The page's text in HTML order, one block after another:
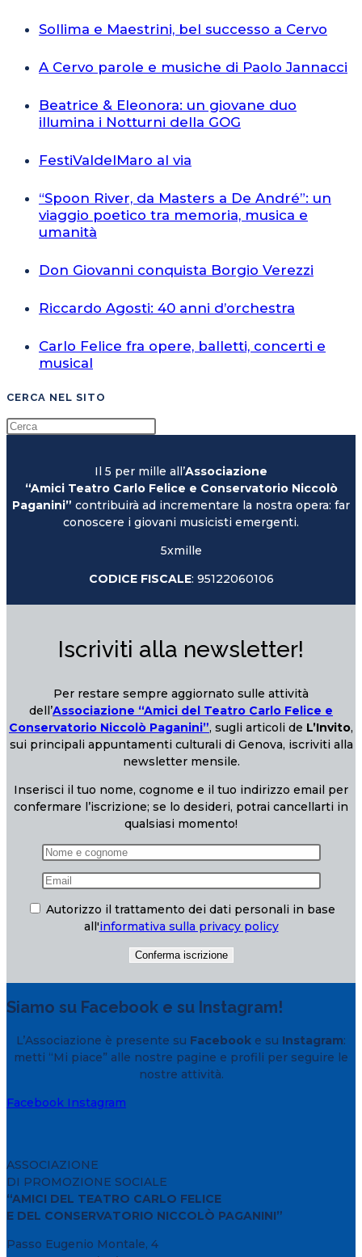
Sollima e Maestrini, bel successo a Cervo
A Cervo parole e musiche di Paolo Jannacci
Beatrice & Eleonora: un giovane duo
illumina i Notturni della GOG
FestiValdelMaro al via
“Spoon River, da Masters a De André”: un
viaggio poetico tra memoria, musica e
umanità
Don Giovanni conquista Borgio Verezzi
Riccardo Agosti: 40 anni d’orchestra
Carlo Felice fra opere, balletti, concerti e
musical
CERCA NEL SITO
Il 5 per mille all’Associazione
“Amici Teatro Carlo Felice e Conservatorio Niccolò
Paganini” contribuirà ad incrementare la nostra opera: far
conoscere i giovani musicisti emergenti.
5xmille
CODICE FISCALE: 95122060106
Iscriviti alla newsletter!
Per restare sempre aggiornato sulle attività
dell’Associazione “Amici del Teatro Carlo Felice e
Conservatorio Niccolò Paganini”, sugli articoli de L’Invito,
sui principali appuntamenti culturali di Genova, iscriviti alla
newsletter mensile.
Inserisci il tuo nome, cognome e il tuo indirizzo email per
confermare l’iscrizione; se lo desideri, potrai cancellarti in
qualsiasi momento!
Autorizzo il trattamento dei dati personali in base
all'informativa sulla privacy policy
Siamo su Facebook e su Instagram!
L’Associazione è presente su Facebook e su Instagram:
metti “Mi piace” alle nostre pagine e profili per seguire le
nostre attività.
Facebook Instagram
ASSOCIAZIONE
DI PROMOZIONE SOCIALE
“AMICI DEL TEATRO CARLO FELICE
E DEL CONSERVATORIO NICCOLÒ PAGANINI”
Passo Eugenio Montale, 4